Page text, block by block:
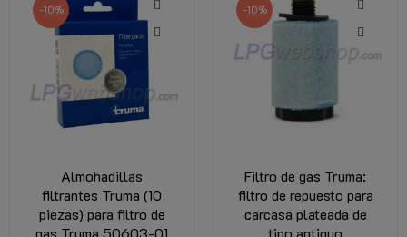
-10%
Almohadillas
filtrantes Truma (10
piezas) para filtro de
gas Truma 50603-01
-10%
Filtro de gas Truma:
filtro de repuesto para
carcasa plateada de
tipo antiguo